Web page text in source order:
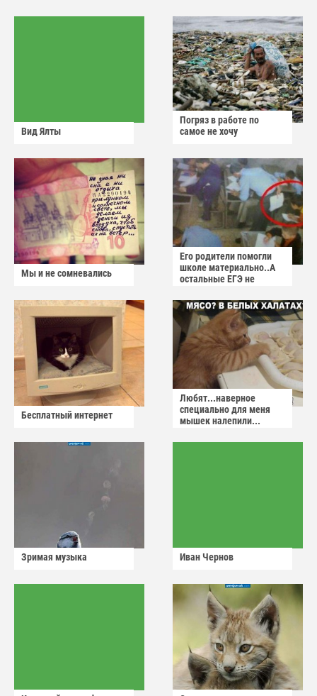
Вид Ялты
Погряз в работе по
самое не хочу
Мы и не сомневались
Его родители помогли
школе материально..А
остальные ЕГЭ не
Бесплатный интернет
Любят...наверное
специально для меня
мышек налепили...
Зримая музыка Иван Чернов